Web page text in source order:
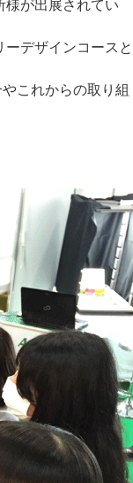
が出展されてい
デザインコースと
これからの取り組